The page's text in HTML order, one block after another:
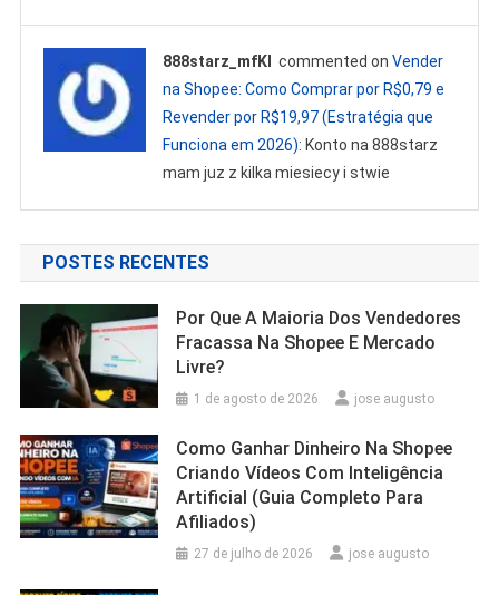
888starz_mfKl commented onVender
na Shopee: Como Comprar por R$0,79 e
Revender por R$19,97 (Estratégia que
Funciona em 2026): Konto na 888starz
mam juz z kilka miesiecy i stwie
POSTES RECENTES
Por Que A Maioria Dos Vendedores
Fracassa Na Shopee E Mercado
Livre?
1 de agosto de 2026 jose augusto
Como Ganhar Dinheiro Na Shopee
Criando Vídeos Com Inteligência
Artificial (Guia Completo Para
Afiliados)
27 de julho de 2026 jose augusto